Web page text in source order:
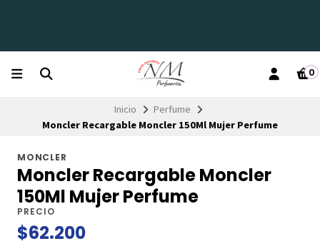
0
Inicio
Perfume
Moncler Recargable Moncler 150Ml Mujer Perfume
MONCLER
Moncler Recargable Moncler
150Ml Mujer Perfume
PRECIO
$62.200